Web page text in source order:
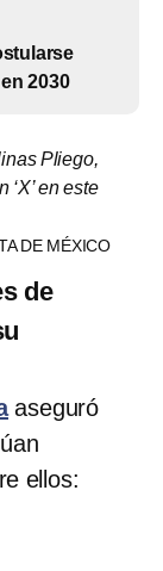
2030
Pliego,
en este
DE MÉXICO
de
aseguró
ellos: